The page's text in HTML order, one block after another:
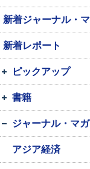
新着ジャーナル・
新着レポート
ピックアップ
書籍
ジャーナル・マ
アジア経済